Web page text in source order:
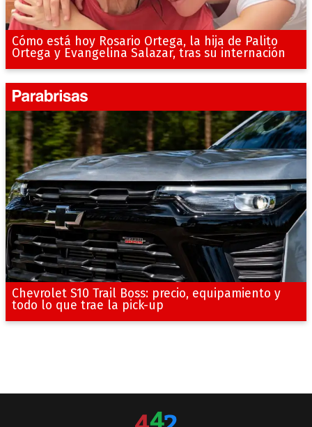
Cómo está hoy Rosario Ortega, la hija de Palito
Ortega y Evangelina Salazar, tras su internación
Chevrolet S10 Trail Boss: precio, equipamiento y
todo lo que trae la pick-up